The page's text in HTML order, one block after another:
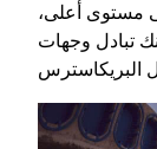
مستوى أعلى،
تبادل وجهات